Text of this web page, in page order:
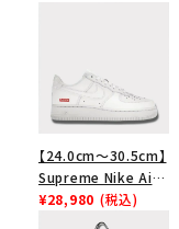
【24.0cm～30.5cm】
Supreme Nike Air
Force 1 Low シュプ
リーム ナイキエアフォ
¥28,980 (税込)